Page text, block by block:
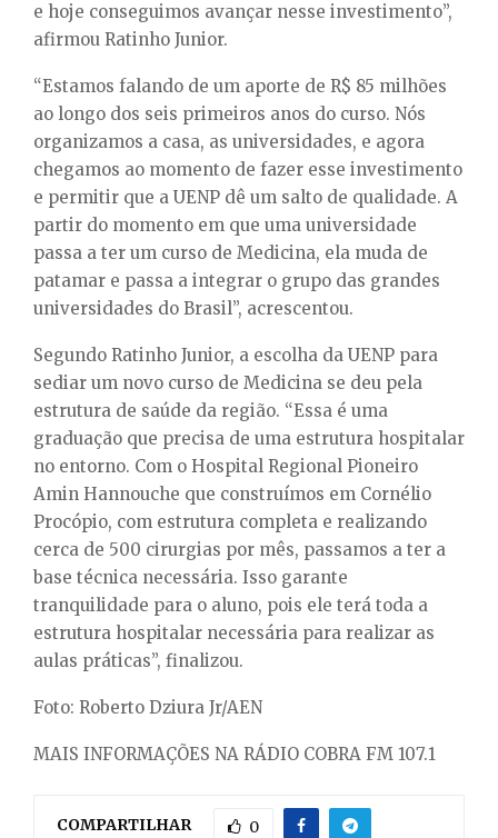
e hoje conseguimos avançar nesse investimento”,
afirmou Ratinho Junior.
“Estamos falando de um aporte de R$ 85 milhões
ao longo dos seis primeiros anos do curso. Nós
organizamos a casa, as universidades, e agora
chegamos ao momento de fazer esse investimento
e permitir que a UENP dê um salto de qualidade. A
partir do momento em que uma universidade
passa a ter um curso de Medicina, ela muda de
patamar e passa a integrar o grupo das grandes
universidades do Brasil”, acrescentou.
Segundo Ratinho Junior, a escolha da UENP para
sediar um novo curso de Medicina se deu pela
estrutura de saúde da região. “Essa é uma
graduação que precisa de uma estrutura hospitalar
no entorno. Com o Hospital Regional Pioneiro
Amin Hannouche que construímos em Cornélio
Procópio, com estrutura completa e realizando
cerca de 500 cirurgias por mês, passamos a ter a
base técnica necessária. Isso garante
tranquilidade para o aluno, pois ele terá toda a
estrutura hospitalar necessária para realizar as
aulas práticas”, finalizou.
Foto: Roberto Dziura Jr/AEN
MAIS INFORMAÇÕES NA RÁDIO COBRA FM 107.1
COMPARTILHAR 0